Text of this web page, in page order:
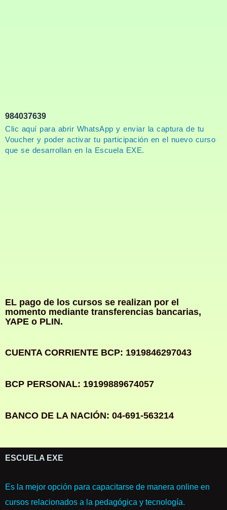
984037639
Clic aquí para abrir WhatsApp y enviar la captura de tu
Voucher y poder activar tu participación en el nuevo curso
que se desarrollan en la Escuela EXE.
EL pago de los cursos se realizan por el
momento mediante transferencias bancarias,
YAPE o PLIN.
CUENTA CORRIENTE BCP: 1919846297043
BCP PERSONAL: 19199889674057
BANCO DE LA NACIÓN: 04-691-563214
ESCUELA EXE
Es la mejor opción para capacitarse de manera online en
cursos relacionados a la pedagógica y tecnología.